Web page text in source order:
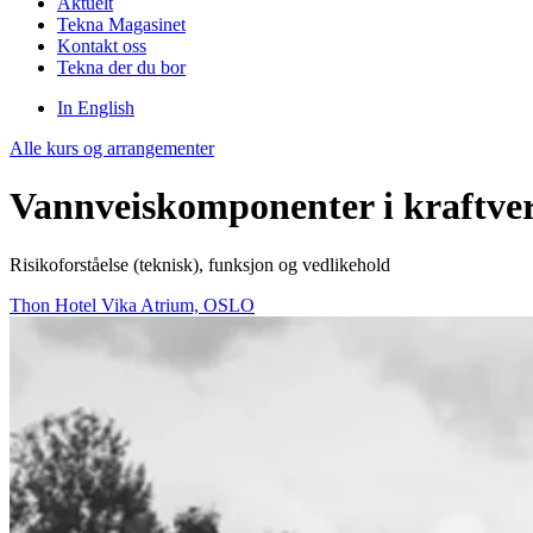
Tekna Magasinet
Kontakt oss
Tekna der du bor
In English
Alle kurs og arrangementer
Vannveiskomponenter i
Risikoforståelse (teknisk), funksjon og vedlikehold
Thon Hotel Vika Atrium, OSLO